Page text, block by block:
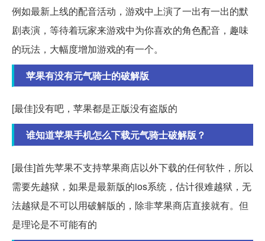
例如最新上线的配音活动，游戏中上演了一出有一出的默
剧表演，等待着玩家来游戏中为你喜欢的角色配音，趣味
的玩法，大幅度增加游戏的有一个。
苹果有没有元气骑士的破解版
[最佳]没有吧，苹果都是正版没有盗版的
谁知道苹果手机怎么下载元气骑士破解版？
[最佳]首先苹果不支持苹果商店以外下载的任何软件，所以
需要先越狱，如果是最新版的ios系统，估计很难越狱，无
法越狱是不可以用破解版的，除非苹果商店直接就有。但
是理论是不可能有的